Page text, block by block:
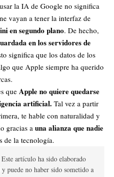
la IA de Google no significa
vayan a tener la interfaz de
en segundo plano. De hecho,
en los servidores de
significa que los datos de los
que Apple siempre ha querido
que Apple no quiere quedarse
artificial. Tal vez a partir
te hable con naturalidad y
gracias a una alianza que nadie
de la tecnología.
Este artículo ha sido elaborado
puede no haber sido sometido a